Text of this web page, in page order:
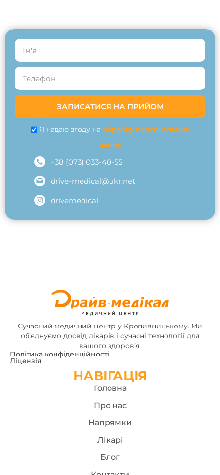
ЗАПИСАТИСЯ НА ПРИЙОМ
Я надаю згоду на обробку персональних
даних
+38 (073) 033-40-55
drive-medical@ukr.net
drivemedical
Сучасний медичний центр у Кропивницькому. Ми
об’єднуємо досвід лікарів і сучасні технології для
вашого здоров’я.
Політика конфіденційності
Ліцензія
НАВІГАЦІЯ
Головна
Про нас
Напрямки
Лікарі
Блог